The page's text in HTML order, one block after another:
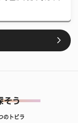
のトビラ